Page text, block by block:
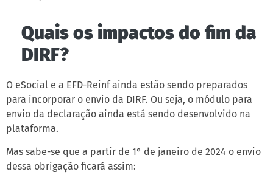
Quais os impactos do fim da
DIRF?
O eSocial e a EFD-Reinf ainda estão sendo preparados
para incorporar o envio da DIRF. Ou seja, o módulo para
envio da declaração ainda está sendo desenvolvido na
plataforma.
Mas sabe-se que a partir de 1° de janeiro de 2024 o envio
dessa obrigação ficará assim: